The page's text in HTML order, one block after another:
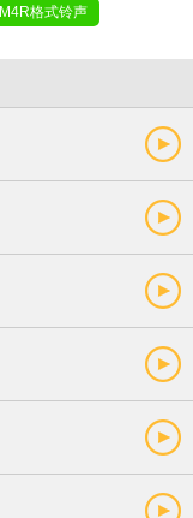
M4R格式铃声